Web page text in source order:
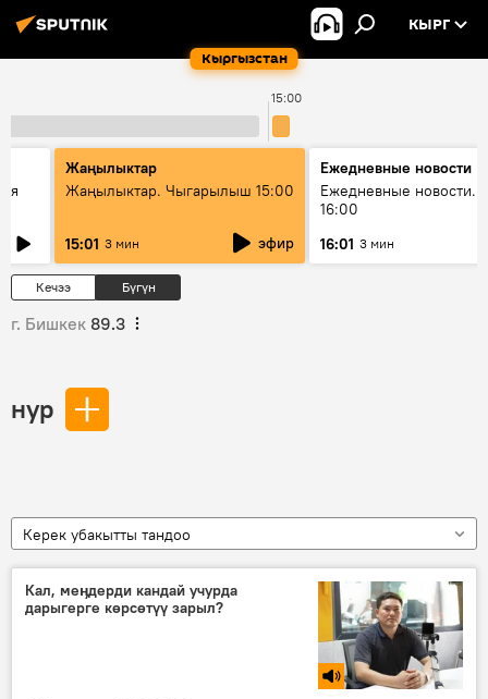
Кыргызстан
КЫРГ
15:00
Жаңылыктар
Жаңылыктар. Чыгарылыш 15:00
15:01 3 мин эфир
Ежедневные новости
Ежедневные новости.
16:00
16:01 3 мин
Кечээ Бүгүн
г. Бишкек 89.3
нур
Керек убакытты тандоо
Кал, меӊдерди кандай учурда
дарыгерге көрсөтүү зарыл?